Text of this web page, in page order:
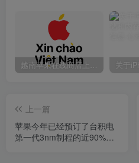
越南苹果在线商店上线 买一部iPhone 14需要多少钱？
上一篇
苹果今年已经预订了台积电
第一代3nm制程的近90%产